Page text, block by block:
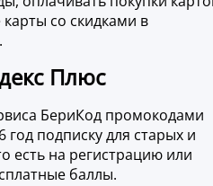
со скидками в
Плюс
БериКод промокодами
подписку для старых и
есть на регистрацию или
баллы.